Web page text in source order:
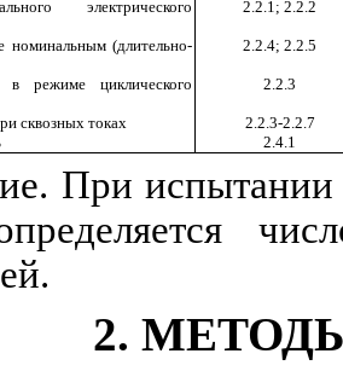
электрического
2.2.1; 2.2.2
номинальным (длительно-
2.2.4; 2.2.5
в режиме циклического
2.2.3
сквозных токах
2.2.3-2.2.7
2.4.1
При испытании
2.